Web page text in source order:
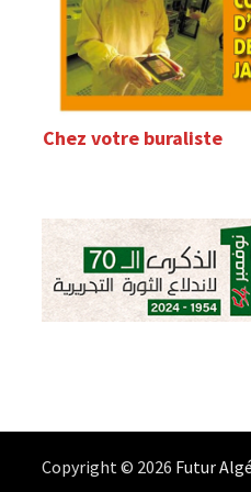
Chez votre buraliste
Copyright © 2026 Futur